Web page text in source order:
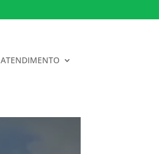
ATENDIMENTO